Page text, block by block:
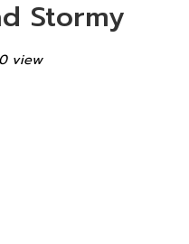
Stormy
view